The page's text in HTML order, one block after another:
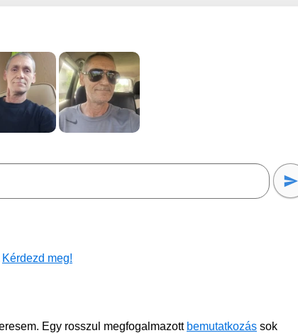
Kérdezd meg!
Egy rosszul megfogalmazott bemutatkozás sok